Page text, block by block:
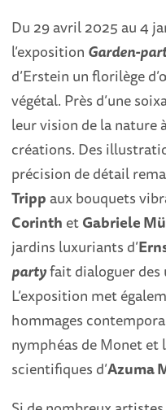
Du 29 avril 2025 au 4
l’exposition Garden-
d’Erstein un florilège
végétal. Près d’une
leur vision de la nature
créations. Des
précision de détail
Trippaux bouquets
Corinth etGabriele
jardins luxuriants d’
partyfait dialoguer
L’exposition met
hommages
nymphéas de Monet et
scientifiques d’Azuma